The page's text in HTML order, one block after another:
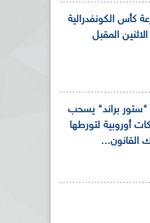
كأس الكونفدرالية
الاثنين المقبل
براند" يسحب
أوروبية لتورطها
القانون...